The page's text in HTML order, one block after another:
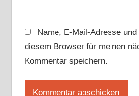
Name, E-Mail-Adresse
diesem Browser für meinen
Kommentar speichern.